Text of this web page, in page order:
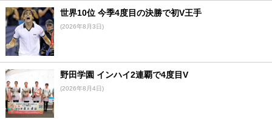
世界10位 今季4度目の決勝で初V王手
(2026年8月3日)
野田学園 インハイ2連覇で4度目V
(2026年8月4日)